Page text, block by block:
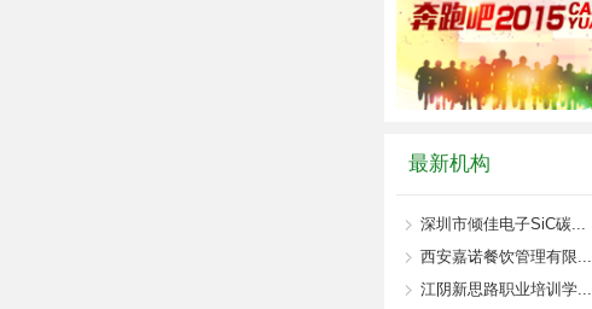
最新机构
深圳市倾佳电子SiC碳...
西安嘉诺餐饮管理有限...
江阴新思路职业培训学...